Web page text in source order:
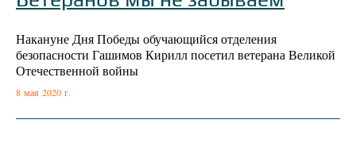
Накануне Дня Победы обучающийся отделения
безопасности Гашимов Кирилл посетил ветерана Великой
Отечественной войны
8 мая 2020 г.